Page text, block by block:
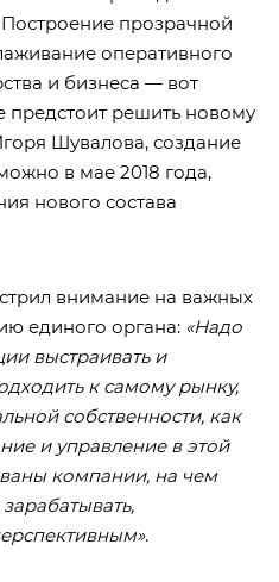
прозрачной
оперативного
и бизнеса — вот
предстоит решить новому
Шувалова, создание
в мае 2018 года,
нового состава
внимание на важных
единого органа: «Надо
выстраивать и
к самому рынку,
собственности, как
и управление в этой
компании, на чем
.